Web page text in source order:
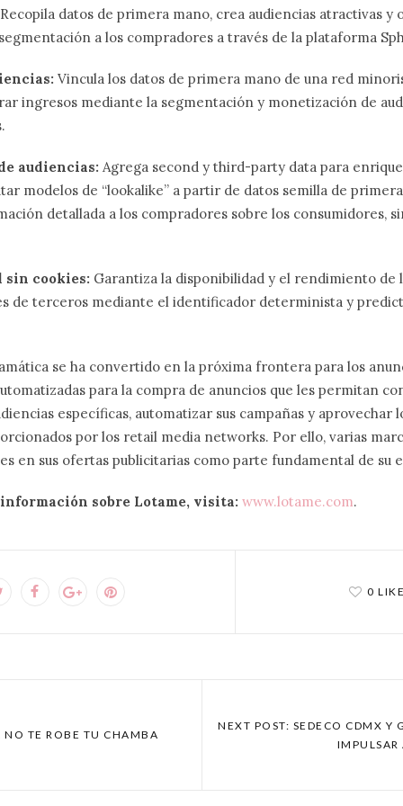
Recopila datos de primera mano, crea audiencias atractivas y
a los compradores a través de la plataforma
Vincula los datos de primera mano de una red
ingresos mediante la segmentación y monetización de
audiencias: Agrega second y third-party data para
modelos de “lookalike” a partir de datos semilla de
detallada a los compradores sobre los consumidores,
cookies: Garantiza la disponibilidad y el rendimiento de
de terceros mediante el identificador determinista y
se ha convertido en la próxima frontera para los
para la compra de anuncios que les permitan
específicas, automatizar sus campañas y aprovechar
por los retail media networks. Por ello, varias
en sus ofertas publicitarias como parte fundamental de su
sobre Lotame, visita: www.lotame.com.
0
NO TE ROBE TU CHAMBA
NEXT POST: SEDECO CDMX
IMPULSAR